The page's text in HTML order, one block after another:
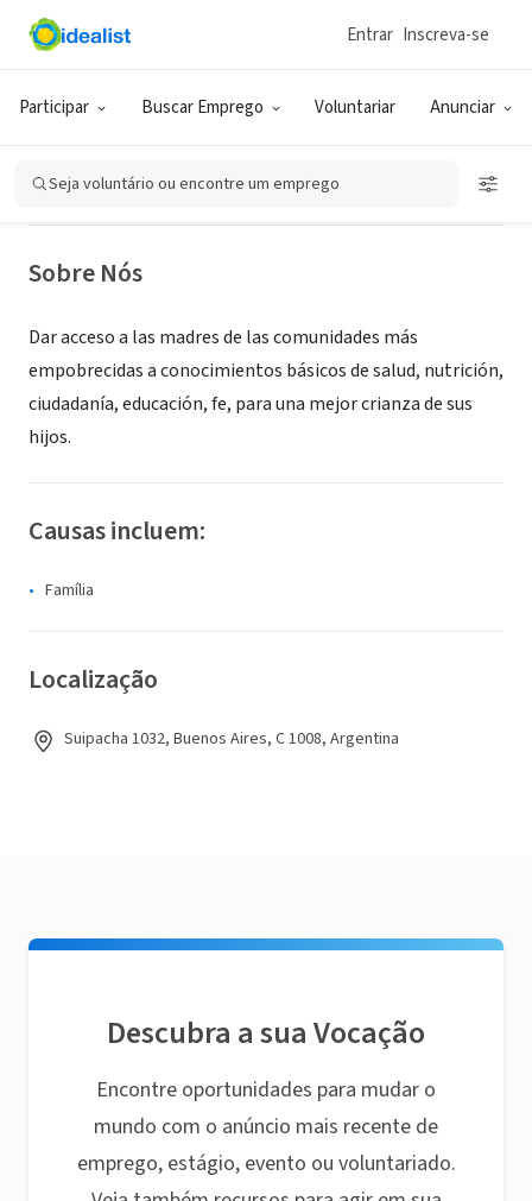
Participar Buscar Emprego Voluntariar Anunciar
Entrar Inscreva-se
Seja voluntário ou encontre um emprego
ONG (SETOR SOCIAL)
Red para el Desarrollo Integral del
Niño y la Familia
Buenos Aires, C, Argentina|www.redinfa.org
Sobre Nós
Dar acceso a las madres de las comunidades más
empobrecidas a conocimientos básicos de salud, nutrición,
ciudadanía, educación, fe, para una mejor crianza de sus
hijos.
Causas incluem:
Família
Localização
Suipacha 1032, Buenos Aires, C 1008, Argentina
Descubra a sua Vocação
Encontre oportunidades para mudar o
mundo com o anúncio mais recente de
emprego, estágio, evento ou voluntariado.